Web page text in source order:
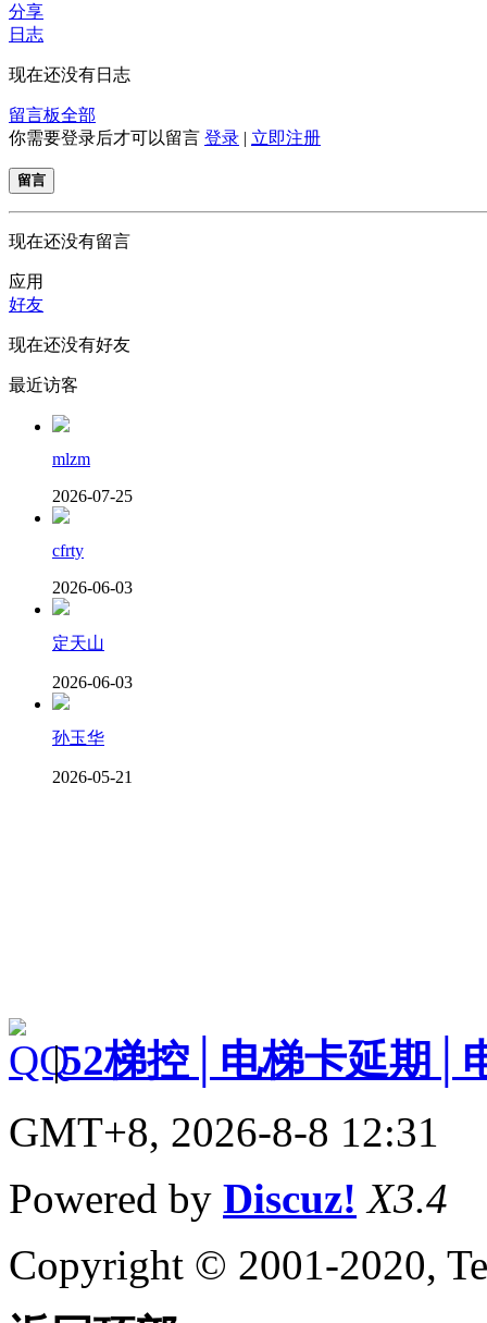
分享
日志
现在还没有日志
留言板全部
你需要登录后才可以留言 登录 | 立即注册
留言
现在还没有留言
应用
好友
现在还没有好友
最近访客
mlzm
2026-07-25
cfrty
2026-06-03
定天山
2026-06-03
孙玉华
2026-05-21
|52梯控│电梯卡延期│
GMT+8, 2026-8-8 12:31
Powered by Discuz! X3.4
Copyright © 2001-2020,